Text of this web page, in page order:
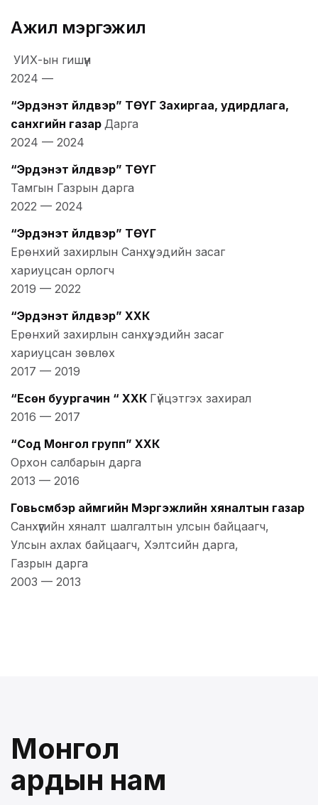
Ажил мэргэжил
УИХ-ын гишүүн
2024 —
“Эрдэнэт үйлдвэр” ТӨҮГ Захиргаа, удирдлага,
санхүүгийн газар Дарга
2024 — 2024
“Эрдэнэт үйлдвэр” ТӨҮГ
Тамгын Газрын дарга
2022 — 2024
“Эрдэнэт үйлдвэр” ТӨҮГ
Ерөнхий захирлын Санхүү, эдийн засаг
хариуцсан орлогч
2019 — 2022
“Эрдэнэт үйлдвэр” ХХК
Ерөнхий захирлын санхүү, эдийн засаг
хариуцсан зөвлөх
2017 — 2019
“Есөн буургачин “ ХХК Гүйцэтгэх захирал
2016 — 2017
“Сод Монгол групп” ХХК
Орхон салбарын дарга
2013 — 2016
Говьсүмбэр аймгийн Мэргэжлийн хяналтын газар
Санхүүгийн хяналт шалгалтын улсын байцаагч,
Улсын ахлах байцаагч, Хэлтсийн дарга,
Газрын дарга
2003 — 2013
Монгол
ардын нам